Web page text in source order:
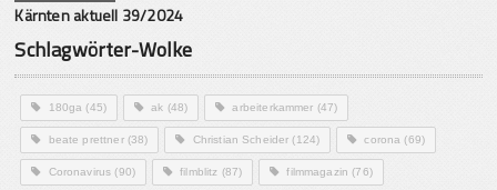
Kärnten aktuell 39/2024
Schlagwörter-Wolke
180ga (45) ak (48) arbeiterkammer (47)
beate prettner(38) Christian Scheider (124) corona (69)
Coronavirus (90) filmblitz (87) filmmagazin (76)